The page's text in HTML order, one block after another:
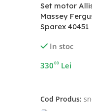
Set motor
Massey
Sparex 40451
In stoc
33000 Lei
Cod Produs: